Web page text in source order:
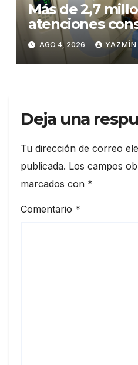
Más de 2,7
atenciones
municipal de
AGO 4, 2026
Deja una
Tu dirección de correo
publicada. Los campos
marcados con *
Comentario *